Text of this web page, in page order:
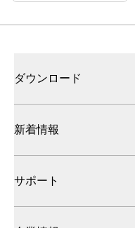
ダウンロード
新着情報
サポート